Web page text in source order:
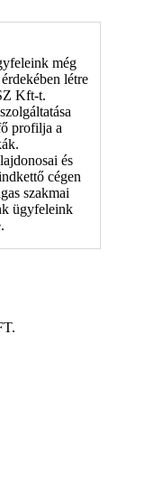
még
létre
Kft-t.
profilja a
és
cégen
szakmai
ügyfeleink